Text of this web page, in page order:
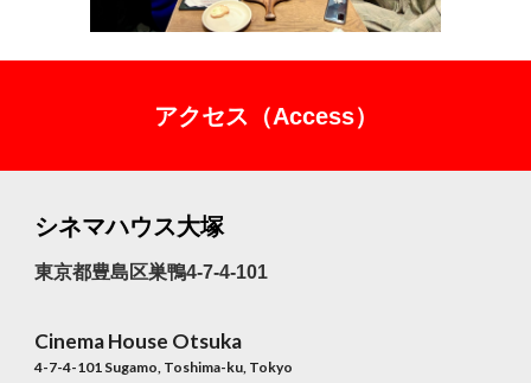
アクセス（Access）
シネマハウス大塚
東京都豊島区巣鴨4-7-4-101
Cinema House Otsuka
4-7-4-101 Sugamo, Toshima-ku, Tokyo